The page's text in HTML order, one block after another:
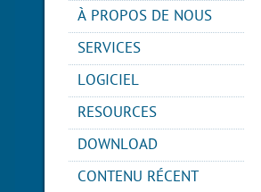
À PROPOS DE NOUS
ACTUALITÉS
À PROPOS DE FROMDUAL
CONTACT
PARTNER
REFERENCES
PRESS
SERVICES
CONSULTING
SUPPORT
MYSQL
DB DEVELOPMENT
REMOTE-DBA
LOGICIEL
PERFORMANCE MONITOR
OPS CENTER
BACKUP AND RECOVERY
MANAGER
RESOURCES
BLOG
PRESENTATIONS
SQL FORMATTER
DOWNLOAD
CONTENU RÉCENT